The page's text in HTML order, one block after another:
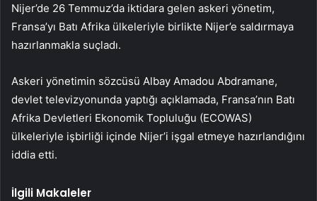
Nijer’de 26 Temmuz’da iktidara gelen askeri yönetim,
Fransa’yı Batı Afrika ülkeleriyle birlikte Nijer’e saldırmaya
hazırlanmakla suçladı.
Askeri yönetimin sözcüsü Albay Amadou Abdramane,
devlet televizyonunda yaptığı açıklamada, Fransa’nın Batı
Afrika Devletleri Ekonomik Topluluğu (ECOWAS)
ülkeleriyle işbirliği içinde Nijer’i işgal etmeye hazırlandığını
iddia etti.
İlgili Makaleler